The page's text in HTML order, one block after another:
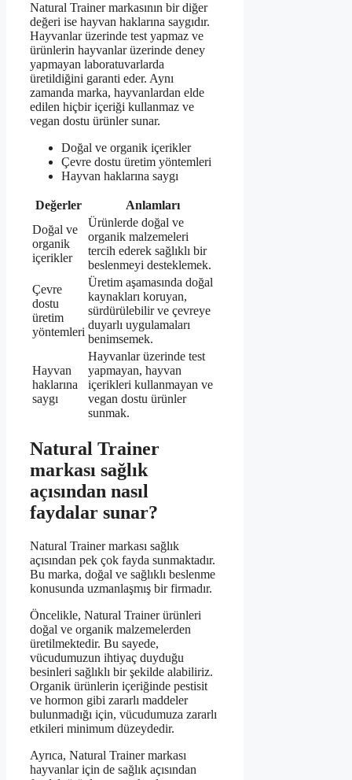
Natural Trainer markasının bir diğer
değeri ise hayvan haklarına saygıdır.
Hayvanlar üzerinde test yapmaz ve
ürünlerin hayvanlar üzerinde deney
yapmayan laboratuvarlarda
üretildiğini garanti eder. Aynı
zamanda marka, hayvanlardan elde
edilen hiçbir içeriği kullanmaz ve
vegan dostu ürünler sunar.
Doğal ve organik içerikler
Çevre dostu üretim yöntemleri
Hayvan haklarına saygı
Değerler
Anlamları
Doğal ve
organik
içerikler
Ürünlerde doğal ve
organik malzemeleri
tercih ederek sağlıklı bir
beslenmeyi desteklemek.
Çevre
dostu
üretim
yöntemleri
Üretim aşamasında doğal
kaynakları koruyan,
sürdürülebilir ve çevreye
duyarlı uygulamaları
benimsemek.
Hayvan
haklarına
saygı
Hayvanlar üzerinde test
yapmayan, hayvan
içerikleri kullanmayan ve
vegan dostu ürünler
sunmak.
Natural Trainer
markası sağlık
açısından nasıl
faydalar sunar?
Natural Trainer markası sağlık
açısından pek çok fayda sunmaktadır.
Bu marka, doğal ve sağlıklı beslenme
konusunda uzmanlaşmış bir firmadır.
Öncelikle, Natural Trainer ürünleri
doğal ve organik malzemelerden
üretilmektedir. Bu sayede,
vücudumuzun ihtiyaç duyduğu
besinleri sağlıklı bir şekilde alabiliriz.
Organik ürünlerin içeriğinde pestisit
ve hormon gibi zararlı maddeler
bulunmadığı için, vücudumuza zararlı
etkileri minimum düzeydedir.
Ayrıca, Natural Trainer markası
hayvanlar için de sağlık açısından